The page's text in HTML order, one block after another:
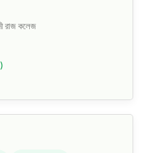
রাজ কলেজ